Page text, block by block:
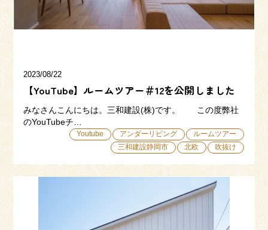
2023/08/22
【YouTube】ルームツアー＃12を公開しました
みなさんこんにちは。三和建設(株)です。 この度弊社
のYouTubeチ…
Youtube アンダーリビング
ルームツアー
三和建設静岡市
北欧 吹抜け